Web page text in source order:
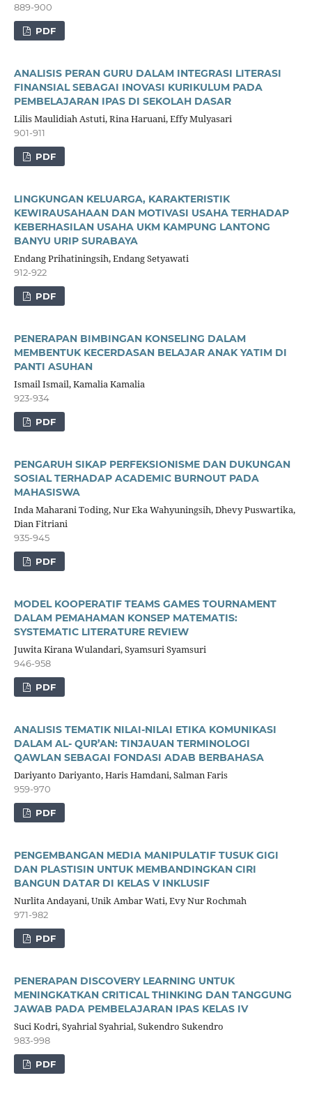
889-900
PDF
ANALISIS PERAN GURU DALAM INTEGRASI LITERASI
FINANSIAL SEBAGAI INOVASI KURIKULUM PADA
PEMBELAJARAN IPAS DI SEKOLAH DASAR
Lilis Maulidiah Astuti, Rina Haruani, Effy Mulyasari
901-911
PDF
LINGKUNGAN KELUARGA, KARAKTERISTIK
KEWIRAUSAHAAN DAN MOTIVASI USAHA TERHADAP
KEBERHASILAN USAHA UKM KAMPUNG LANTONG
BANYU URIP SURABAYA
Endang Prihatiningsih, Endang Setyawati
912-922
PDF
PENERAPAN BIMBINGAN KONSELING DALAM
MEMBENTUK KECERDASAN BELAJAR ANAK YATIM DI
PANTI ASUHAN
Ismail Ismail, Kamalia Kamalia
923-934
PDF
PENGARUH SIKAP PERFEKSIONISME DAN DUKUNGAN
SOSIAL TERHADAP ACADEMIC BURNOUT PADA
MAHASISWA
Inda Maharani Toding, Nur Eka Wahyuningsih, Dhevy Puswartika,
Dian Fitriani
935-945
PDF
MODEL KOOPERATIF TEAMS GAMES TOURNAMENT
DALAM PEMAHAMAN KONSEP MATEMATIS:
SYSTEMATIC LITERATURE REVIEW
Juwita Kirana Wulandari, Syamsuri Syamsuri
946-958
PDF
ANALISIS TEMATIK NILAI-NILAI ETIKA KOMUNIKASI
DALAM AL- QUR’AN: TINJAUAN TERMINOLOGI
QAWLAN SEBAGAI FONDASI ADAB BERBAHASA
Dariyanto Dariyanto, Haris Hamdani, Salman Faris
959-970
PDF
PENGEMBANGAN MEDIA MANIPULATIF TUSUK GIGI
DAN PLASTISIN UNTUK MEMBANDINGKAN CIRI
BANGUN DATAR DI KELAS V INKLUSIF
Nurlita Andayani, Unik Ambar Wati, Evy Nur Rochmah
971-982
PDF
PENERAPAN DISCOVERY LEARNING UNTUK
MENINGKATKAN CRITICAL THINKING DAN TANGGUNG
JAWAB PADA PEMBELAJARAN IPAS KELAS IV
Suci Kodri, Syahrial Syahrial, Sukendro Sukendro
983-998
PDF